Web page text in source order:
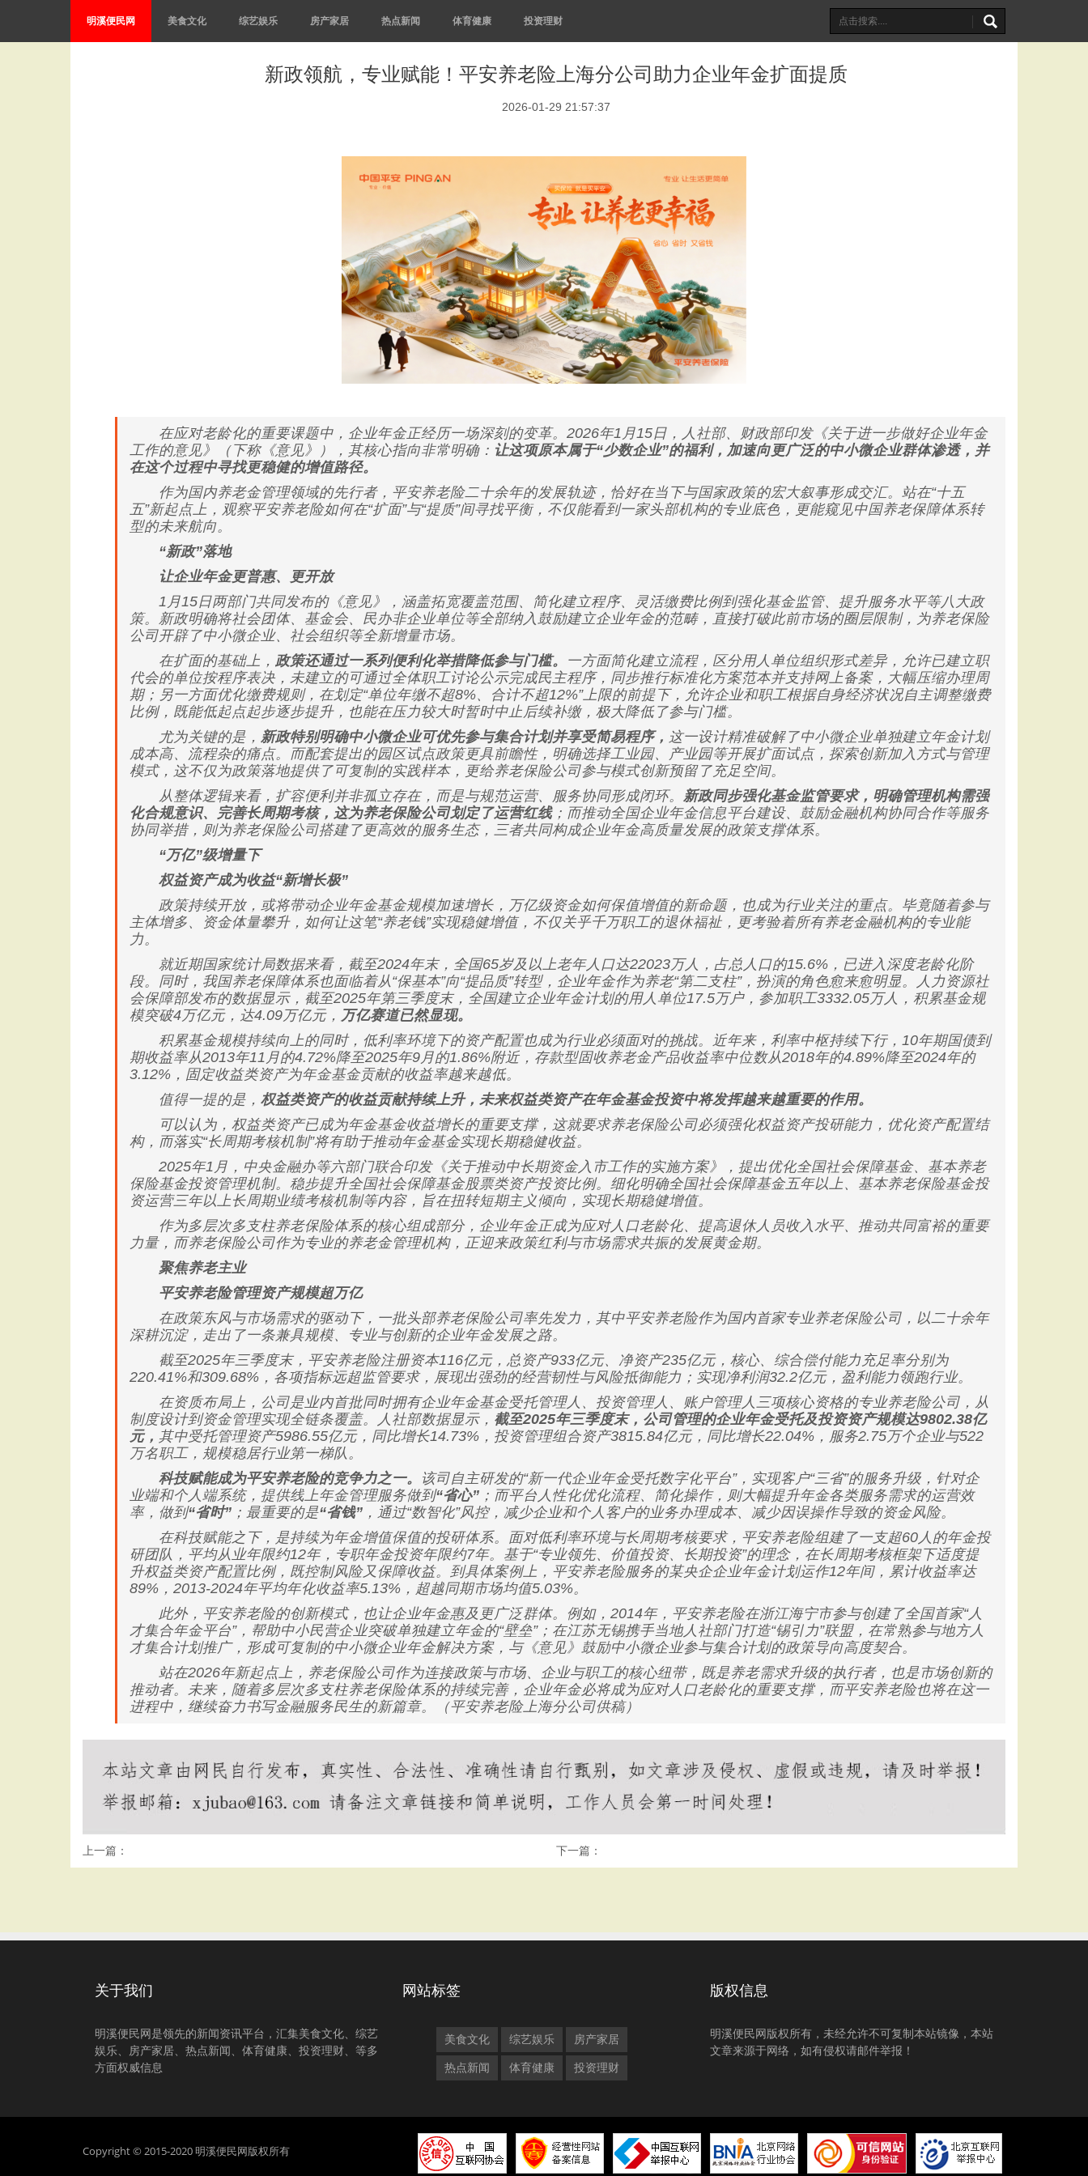
明溪便民网 美食文化 综艺娱乐 房产家居 热点新闻 体育健康 投资理财
新政领航，专业赋能！平安养老险上海分公司助力企业年金扩面提质
2026-01-29 21:57:37
在应对老龄化的重要课题中，企业年金正经历一场深刻的变革。2026年1月15日，人社部、财政部印发《关于进一步做好企业年金
工作的意见》（下称《意见》），其核心指向非常明确： 让这项原本属于“少数企业”的福利，加速向更广泛的中小微企业群体渗透，并
在这个过程中寻找更稳健的增值路径。
作为国内养老金管理领域的先行者，平安养老险二十余年的发展轨迹，恰好在当下与国家政策的宏大叙事形成交汇。站在“十五
五”新起点上，观察平安养老险如何在“扩面”与“提质”间寻找平衡，不仅能看到一家头部机构的专业底色，更能窥见中国养老保障体系转
型的未来航向。
“新政”落地
让企业年金更普惠、更开放
1月15日两部门共同发布的《意见》，涵盖拓宽覆盖范围、简化建立程序、灵活缴费比例到强化基金监管、提升服务水平等八大政
策。新政明确将社会团体、基金会、民办非企业单位等全部纳入鼓励建立企业年金的范畴，直接打破此前市场的圈层限制，为养老保险
公司开辟了中小微企业、社会组织等全新增量市场。
在扩面的基础上， 政策还通过一系列便利化举措降低参与门槛。 一方面简化建立流程，区分用人单位组织形式差异，允许已建立职
代会的单位按程序表决，未建立的可通过全体职工讨论公示完成民主程序，同步推行标准化方案范本并支持网上备案，大幅压缩办理周
期；另一方面优化缴费规则，在划定“单位年缴不超8%、合计不超12%”上限的前提下，允许企业和职工根据自身经济状况自主调整缴费
比例，既能低起点起步逐步提升，也能在压力较大时暂时中止后续补缴，极大降低了参与门槛。
尤为关键的是， 新政特别明确中小微企业可优先参与集合计划并享受简易程序， 这一设计精准破解了中小微企业单独建立年金计划
成本高、流程杂的痛点。而配套提出的园区试点政策更具前瞻性，明确选择工业园、产业园等开展扩面试点，探索创新加入方式与管理
模式，这不仅为政策落地提供了可复制的实践样本，更给养老保险公司参与模式创新预留了充足空间。
从整体逻辑来看，扩容便利并非孤立存在，而是与规范运营、服务协同形成闭环。 新政同步强化基金监管要求，明确管理机构需强
化合规意识、完善长周期考核，这为养老保险公司划定了运营红线；而推动全国企业年金信息平台建设、鼓励金融机构协同合作等服务
协同举措，则为养老保险公司搭建了更高效的服务生态，三者共同构成企业年金高质量发展的政策支撑体系。
“万亿”级增量下
权益资产成为收益“新增长极”
政策持续开放，或将带动企业年金基金规模加速增长，万亿级资金如何保值增值的新命题，也成为行业关注的重点。毕竟随着参与
主体增多、资金体量攀升，如何让这笔“养老钱”实现稳健增值，不仅关乎千万职工的退休福祉，更考验着所有养老金融机构的专业能
力。
就近期国家统计局数据来看，截至2024年末，全国65岁及以上老年人口达22023万人，占总人口的15.6%，已进入深度老龄化阶
段。同时，我国养老保障体系也面临着从“保基本”向“提品质”转型，企业年金作为养老“第二支柱”，扮演的角色愈来愈明显。人力资源社
会保障部发布的数据显示，截至2025年第三季度末，全国建立企业年金计划的用人单位17.5万户，参加职工3332.05万人，积累基金规
模突破4万亿元，达4.09万亿元， 万亿赛道已然显现。
积累基金规模持续向上的同时，低利率环境下的资产配置也成为行业必须面对的挑战。近年来，利率中枢持续下行，10年期国债到
期收益率从2013年11月的4.72%降至2025年9月的1.86%附近，存款型固收养老金产品收益率中位数从2018年的4.89%降至2024年的
3.12%，固定收益类资产为年金基金贡献的收益率越来越低。
值得一提的是， 权益类资产的收益贡献持续上升，未来权益类资产在年金基金投资中将发挥越来越重要的作用。
可以认为，权益类资产已成为年金基金收益增长的重要支撑，这就要求养老保险公司必须强化权益资产投研能力，优化资产配置结
构，而落实“长周期考核机制”将有助于推动年金基金实现长期稳健收益。
2025年1月，中央金融办等六部门联合印发《关于推动中长期资金入市工作的实施方案》，提出优化全国社会保障基金、基本养老
保险基金投资管理机制。稳步提升全国社会保障基金股票类资产投资比例。细化明确全国社会保障基金五年以上、基本养老保险基金投
资运营三年以上长周期业绩考核机制等内容，旨在扭转短期主义倾向，实现长期稳健增值。
作为多层次多支柱养老保险体系的核心组成部分，企业年金正成为应对人口老龄化、提高退休人员收入水平、推动共同富裕的重要
力量，而养老保险公司作为专业的养老金管理机构，正迎来政策红利与市场需求共振的发展黄金期。
聚焦养老主业
平安养老险管理资产规模超万亿
在政策东风与市场需求的驱动下，一批头部养老保险公司率先发力，其中平安养老险作为国内首家专业养老保险公司，以二十余年
深耕沉淀，走出了一条兼具规模、专业与创新的企业年金发展之路。
截至2025年三季度末，平安养老险注册资本116亿元，总资产933亿元、净资产235亿元，核心、综合偿付能力充足率分别为
220.41%和309.68%，各项指标远超监管要求，展现出强劲的经营韧性与风险抵御能力；实现净利润32.2亿元，盈利能力领跑行业。
在资质布局上，公司是业内首批同时拥有企业年金基金受托管理人、投资管理人、账户管理人三项核心资格的专业养老险公司，从
制度设计到资金管理实现全链条覆盖。人社部数据显示， 截至2025年三季度末，公司管理的企业年金受托及投资资产规模达9802.38亿
元， 其中受托管理资产5986.55亿元，同比增长14.73%，投资管理组合资产3815.84亿元，同比增长22.04%，服务2.75万个企业与522
万名职工，规模稳居行业第一梯队。
科技赋能成为平安养老险的竞争力之一。 该司自主研发的“新一代企业年金受托数字化平台”，实现客户“三省”的服务升级，针对企
业端和个人端系统，提供线上年金管理服务做到“省心” ；而平台人性化优化流程、简化操作，则大幅提升年金各类服务需求的运营效
率，做到“省时” ；最重要的是“省钱” ，通过“数智化”风控，减少企业和个人客户的业务办理成本、减少因误操作导致的资金风险。
在科技赋能之下，是持续为年金增值保值的投研体系。面对低利率环境与长周期考核要求，平安养老险组建了一支超60人的年金投
研团队，平均从业年限约12年，专职年金投资年限约7年。基于“专业领先、价值投资、长期投资”的理念，在长周期考核框架下适度提
升权益类资产配置比例，既控制风险又保障收益。到具体案例上，平安养老险服务的某央企企业年金计划运作12年间，累计收益率达
89%，2013-2024年平均年化收益率5.13%，超越同期市场均值5.03%。
此外，平安养老险的创新模式，也让企业年金惠及更广泛群体。例如，2014年，平安养老险在浙江海宁市参与创建了全国首家“人
才集合年金平台”，帮助中小民营企业突破单独建立年金的“壁垒”；在江苏无锡携手当地人社部门打造“锡引力”联盟，在常熟参与地方人
才集合计划推广，形成可复制的中小微企业年金解决方案，与《意见》鼓励中小微企业参与集合计划的政策导向高度契合。
站在2026年新起点上，养老保险公司作为连接政策与市场、企业与职工的核心纽带，既是养老需求升级的执行者，也是市场创新的
推动者。未来，随着多层次多支柱养老保险体系的持续完善，企业年金必将成为应对人口老龄化的重要支撑，而平安养老险也将在这一
进程中，继续奋力书写金融服务民生的新篇章。（平安养老险上海分公司供稿）
上一篇： 下一篇：
关于我们
明溪便民网是领先的新闻资讯平台，汇集美食文化、综艺
娱乐、房产家居、热点新闻、体育健康、投资理财、等多
方面权威信息
网站标签
美食文化 综艺娱乐 房产家居
热点新闻 体育健康 投资理财
版权信息
明溪便民网版权所有，未经允许不可复制本站镜像，本站
文章来源于网络，如有侵权请邮件举报！
Copyright © 2015-2020 明溪便民网版权所有